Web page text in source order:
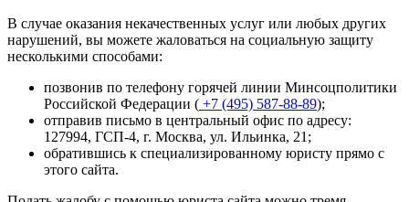
В случае оказания некачественных услуг или любых других
нарушений, вы можете жаловаться на социальную защиту
несколькими способами:
позвонив по телефону горячей линии Минсоцполитики
Российской Федерации ( +7 (495) 587-88-89);
отправив письмо в центральный офис по адресу:
127994, ГСП-4, г. Москва, ул. Ильинка, 21 ;
обратившись к специализированному юристу прямо с
этого сайта.